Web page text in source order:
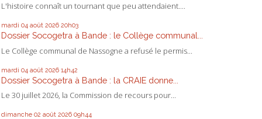
L'histoire connaît un tournant que peu attendaient....
mardi 04 août 2026 20h03
Dossier Socogetra à Bande : le Collège communal...
Le Collège communal de Nassogne a refusé le permis...
mardi 04 août 2026 14h42
Dossier Socogetra à Bande : la CRAIE donne...
Le 30 juillet 2026, la Commission de recours pour...
dimanche 02 août 2026 09h44